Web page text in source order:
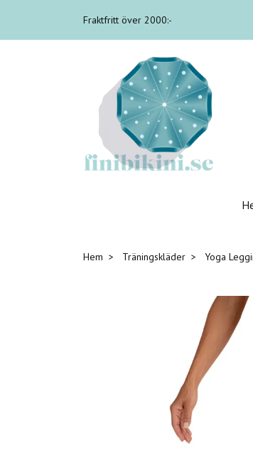
Fraktfritt över 2000:-
Hem Träningskläder Yoga